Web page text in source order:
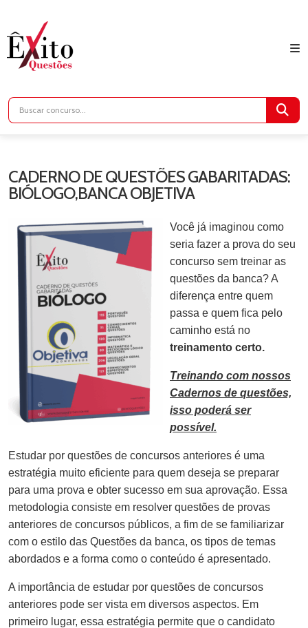
CADERNO DE QUESTÕES GABARITADAS:
BIÓLOGO,BANCA OBJETIVA
Você já imaginou como
seria fazer a prova do seu
concurso sem treinar as
questões da banca? A
diferença entre quem
passa e quem fica pelo
caminho está no
treinamento certo.
Treinando com nossos
Cadernos de questões,
isso poderá ser
possível.
Estudar por questões de concursos anteriores é uma
estratégia muito eficiente para quem deseja se preparar
para uma prova e obter sucesso em sua aprovação. Essa
metodologia consiste em resolver questões de provas
anteriores de concursos públicos, a fim de se familiarizar
com o estilo das Questões da banca, os tipos de temas
abordados e a forma como o conteúdo é apresentado.
A importância de estudar por questões de concursos
anteriores pode ser vista em diversos aspectos. Em
primeiro lugar, essa estratégia permite que o candidato